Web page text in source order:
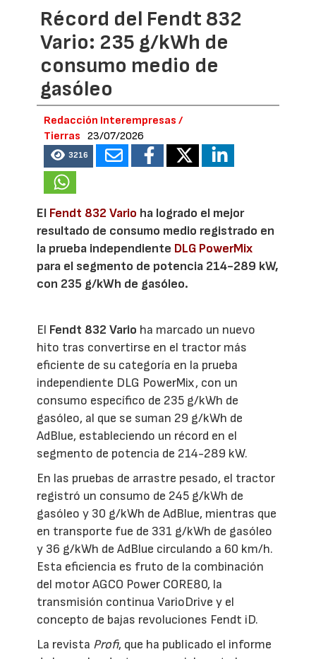
Récord del Fendt 832
Vario: 235 g/kWh de
consumo medio de
gasóleo
Redacción Interempresas /
Tierras
23/07/2026
3216
El Fendt 832 Vario ha logrado el mejor
resultado de consumo medio registrado en
la prueba independiente DLG PowerMix
para el segmento de potencia 214-289 kW,
con 235 g/kWh de gasóleo.
El Fendt 832 Vario ha marcado un nuevo
hito tras convertirse en el tractor más
eficiente de su categoría en la prueba
independiente DLG PowerMix, con un
consumo específico de 235 g/kWh de
gasóleo, al que se suman 29 g/kWh de
AdBlue, estableciendo un récord en el
segmento de potencia de 214-289 kW.
En las pruebas de arrastre pesado, el tractor
registró un consumo de 245 g/kWh de
gasóleo y 30 g/kWh de AdBlue, mientras que
en transporte fue de 331 g/kWh de gasóleo
y 36 g/kWh de AdBlue circulando a 60 km/h.
Esta eficiencia es fruto de la combinación
del motor AGCO Power CORE80, la
transmisión continua VarioDrive y el
concepto de bajas revoluciones Fendt iD.
La revista Profi, que ha publicado el informe